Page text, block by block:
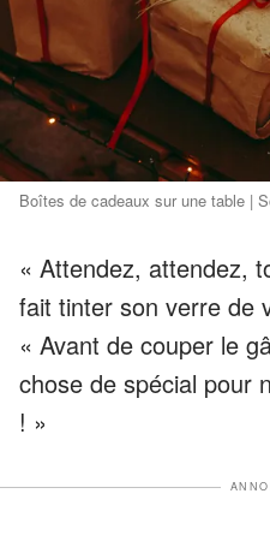
Boîtes de cadeaux sur une table |
« Attendez, attendez,
fait tinter son verre de
« Avant de couper le
chose de spécial pour
! »